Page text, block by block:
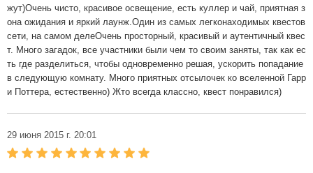
жут)Очень чисто, красивое освещение, есть куллер и чай, приятная з
она ожидания и яркий лаунж.Один из самых легконаходимых квестов
сети, на самом делеОчень просторный, красивый и аутентичный квес
т. Много загадок, все участники были чем то своим заняты, так как ес
ть где разделиться, чтобы одновременно решая, ускорить попадание
в следующую комнату. Много приятных отсылочек ко вселенной Гарр
и Поттера, естественно) Жто всегда классно, квест понравился)
29 июня 2015 г. 20:01